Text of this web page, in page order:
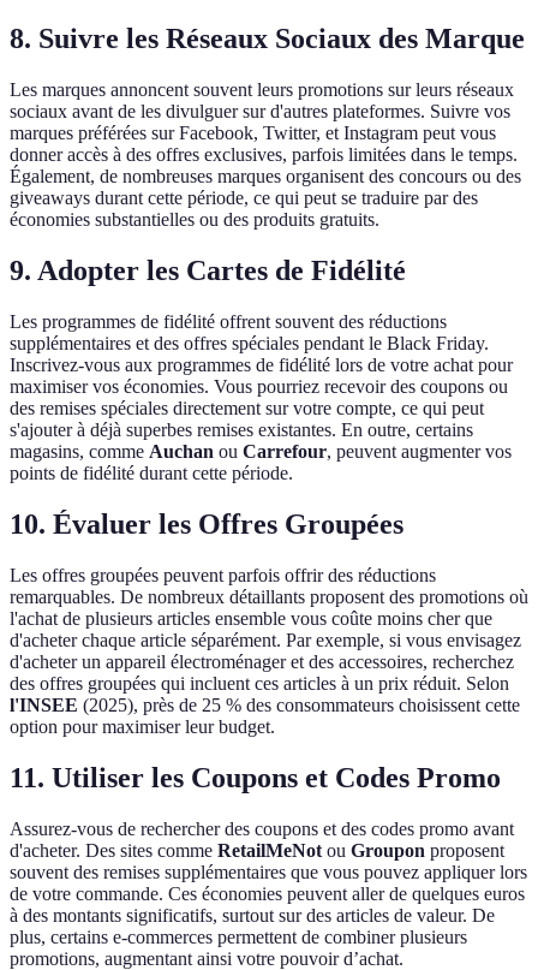
8. Suivre les Réseaux Sociaux des Marque
Les marques annoncent souvent leurs promotions sur leurs réseaux
sociaux avant de les divulguer sur d'autres plateformes. Suivre vos
marques préférées sur Facebook, Twitter, et Instagram peut vous
donner accès à des offres exclusives, parfois limitées dans le temps.
Également, de nombreuses marques organisent des concours ou des
giveaways durant cette période, ce qui peut se traduire par des
économies substantielles ou des produits gratuits.
9. Adopter les Cartes de Fidélité
Les programmes de fidélité offrent souvent des réductions
supplémentaires et des offres spéciales pendant le Black Friday.
Inscrivez-vous aux programmes de fidélité lors de votre achat pour
maximiser vos économies. Vous pourriez recevoir des coupons ou
des remises spéciales directement sur votre compte, ce qui peut
s'ajouter à déjà superbes remises existantes. En outre, certains
magasins, comme Auchan ou Carrefour, peuvent augmenter vos
points de fidélité durant cette période.
10. Évaluer les Offres Groupées
Les offres groupées peuvent parfois offrir des réductions
remarquables. De nombreux détaillants proposent des promotions où
l'achat de plusieurs articles ensemble vous coûte moins cher que
d'acheter chaque article séparément. Par exemple, si vous envisagez
d'acheter un appareil électroménager et des accessoires, recherchez
des offres groupées qui incluent ces articles à un prix réduit. Selon
l'INSEE (2025), près de 25 % des consommateurs choisissent cette
option pour maximiser leur budget.
11. Utiliser les Coupons et Codes Promo
Assurez-vous de rechercher des coupons et des codes promo avant
d'acheter. Des sites comme RetailMeNot ou Groupon proposent
souvent des remises supplémentaires que vous pouvez appliquer lors
de votre commande. Ces économies peuvent aller de quelques euros
à des montants significatifs, surtout sur des articles de valeur. De
plus, certains e-commerces permettent de combiner plusieurs
promotions, augmentant ainsi votre pouvoir d’achat.